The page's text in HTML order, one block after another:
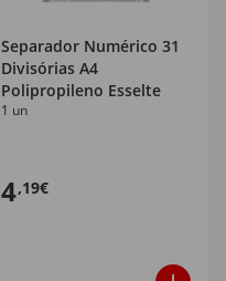
Separador Numérico 31
Divisórias A4
Polipropileno Esselte
1 un
4,19€